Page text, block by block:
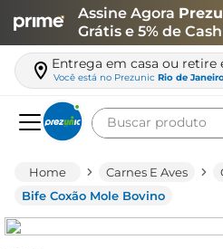
Assine Agora
Grátis e 5% de
Entrega em casa ou retire
Você está no Prezunic Rio de
Buscar produto
Carnes E Aves
Bife Coxão Mole Bovino
leite